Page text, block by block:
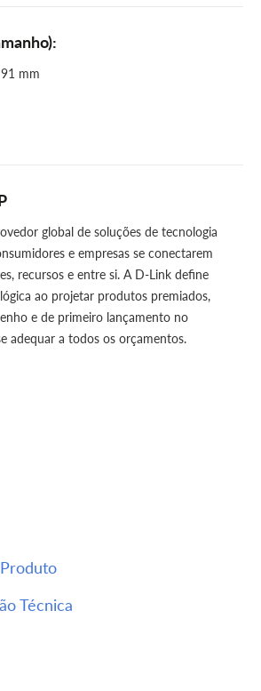
mm
global de soluções de tecnologia
e empresas se conectarem
recursos e entre si. A D-Link define
ao projetar produtos premiados,
e de primeiro lançamento no
adequar a todos os orçamentos.
Técnica